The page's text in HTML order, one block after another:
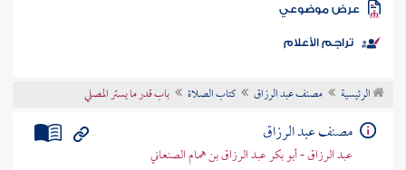
الكتب
موضوعي
تراجم الأعلام
الرئيسية مصنف عبد الرزاق كتاب الصلاة باب قدر ما يستر المصلي
مصنف عبد الرزاق
عبد الرزاق - أبو بكر عبد الرزاق بن همام الصنعاني